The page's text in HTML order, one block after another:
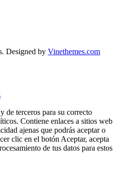
Designed by Vinethemes.com
de terceros para su correcto
Contiene enlaces a sitios web
ajenas que podrás aceptar o
clic en el botón Aceptar, acepta
de tus datos para estos